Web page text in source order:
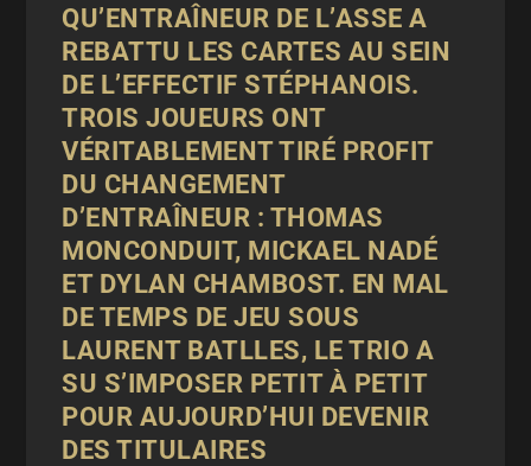
QU’ENTRAÎNEUR DE L’ASSE A
REBATTU LES CARTES AU SEIN
DE L’EFFECTIF STÉPHANOIS.
TROIS JOUEURS ONT
VÉRITABLEMENT TIRÉ PROFIT
DU CHANGEMENT
D’ENTRAÎNEUR : THOMAS
MONCONDUIT, MICKAEL NADÉ
ET DYLAN CHAMBOST. EN MAL
DE TEMPS DE JEU SOUS
LAURENT BATLLES, LE TRIO A
SU S’IMPOSER PETIT À PETIT
POUR AUJOURD’HUI DEVENIR
DES TITULAIRES